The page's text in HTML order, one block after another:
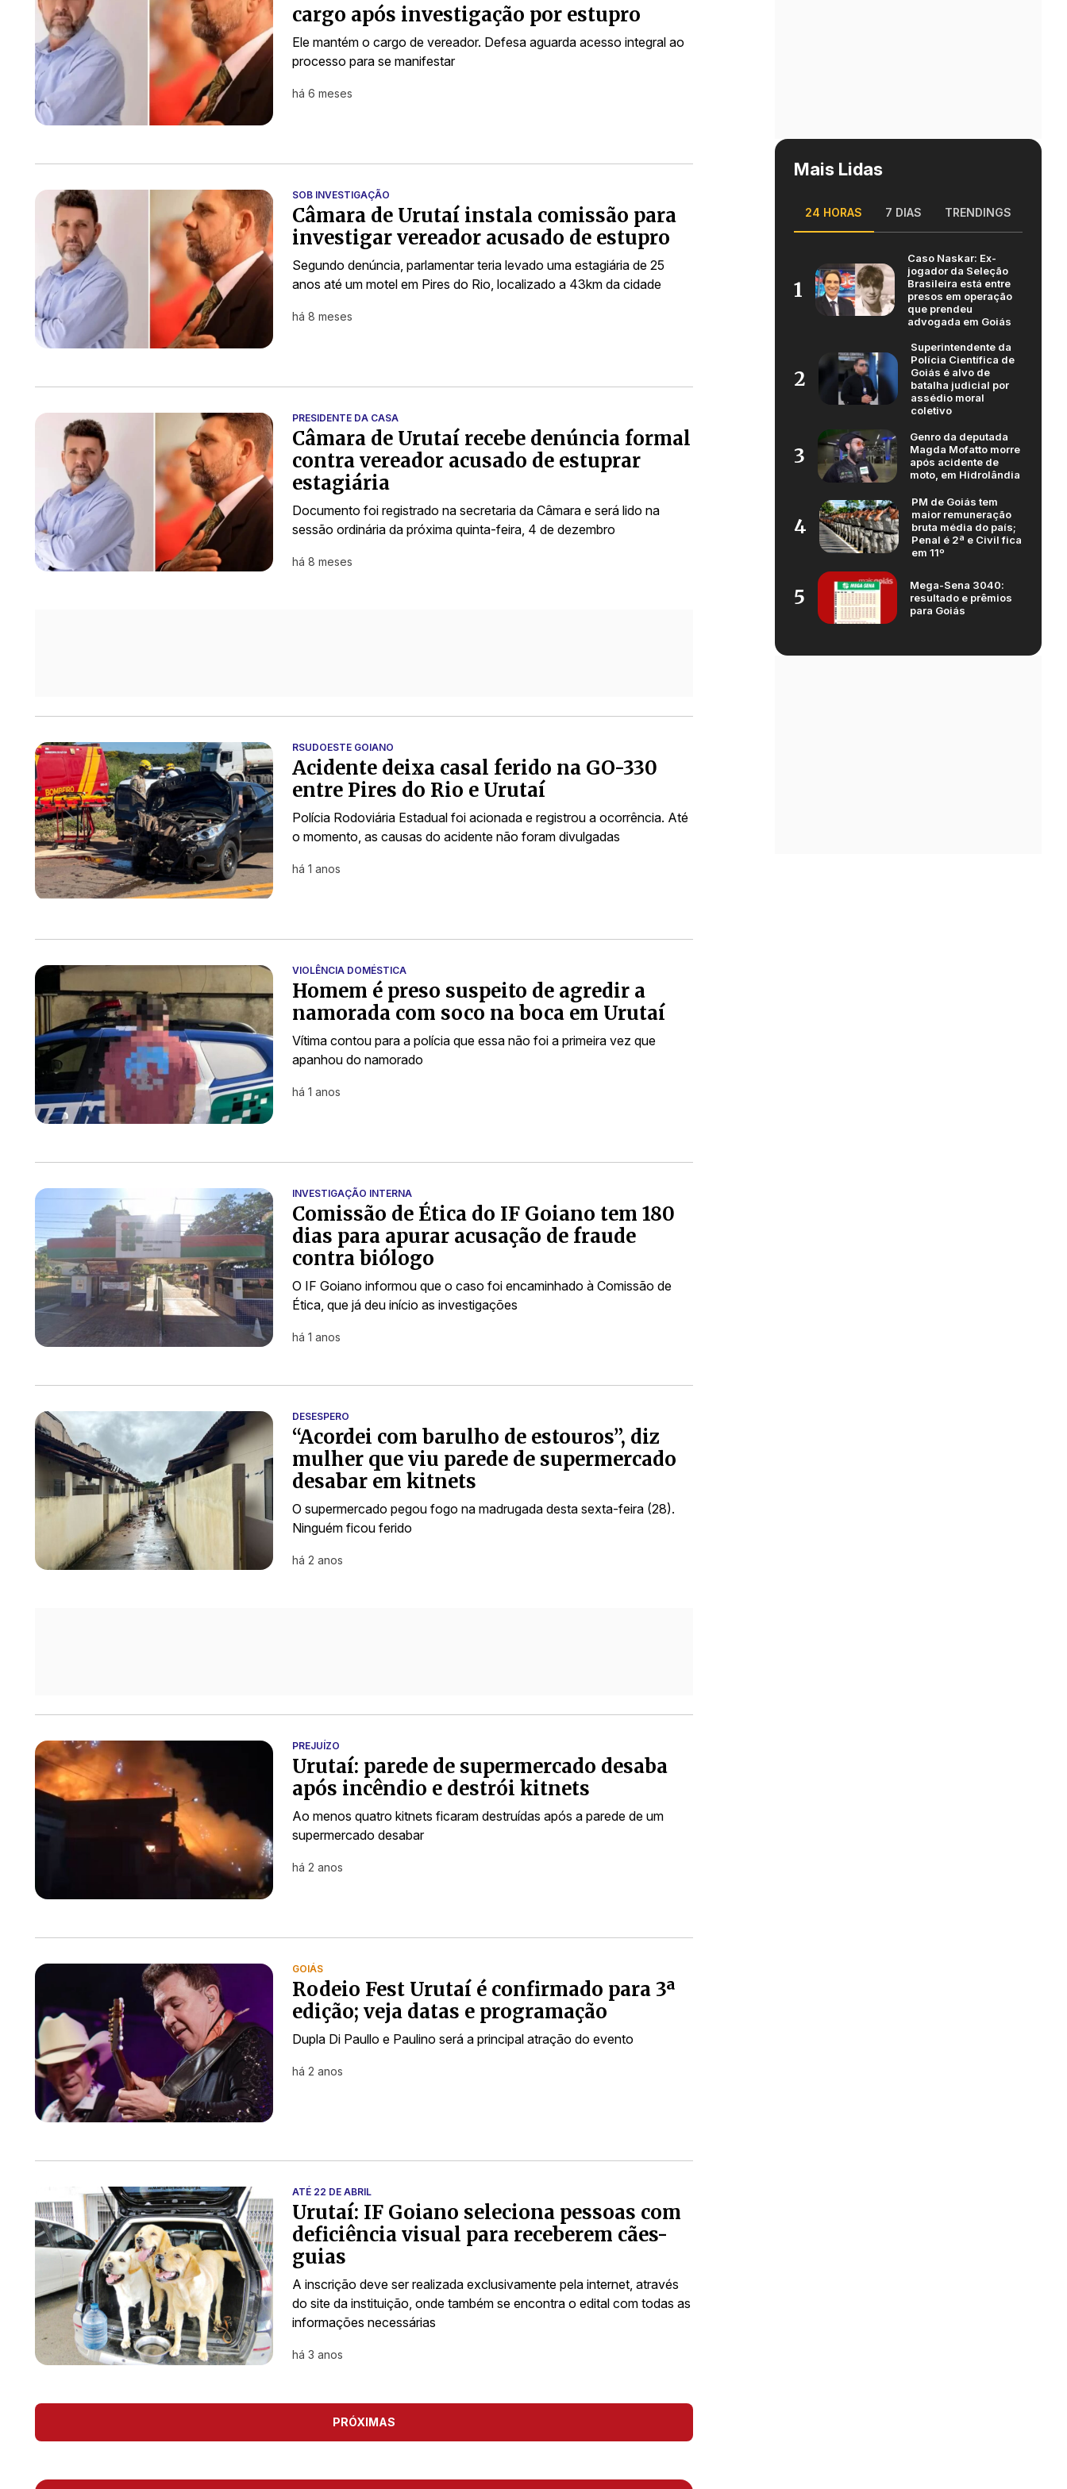
cargo após investigação por estupro
Ele mantém o cargo de vereador. Defesa aguarda acesso integral ao
processo para se manifestar
há 6 meses
SOB INVESTIGAÇÃO
Câmara de Urutaí instala comissão para
investigar vereador acusado de estupro
Segundo denúncia, parlamentar teria levado uma estagiária de 25
anos até um motel em Pires do Rio, localizado a 43km da cidade
há 8 meses
PRESIDENTE DA CASA
Câmara de Urutaí recebe denúncia formal
contra vereador acusado de estuprar
estagiária
Documento foi registrado na secretaria da Câmara e será lido na
sessão ordinária da próxima quinta-feira, 4 de dezembro
há 8 meses
RSUDOESTE GOIANO
Acidente deixa casal ferido na GO-330
entre Pires do Rio e Urutaí
Polícia Rodoviária Estadual foi acionada e registrou a ocorrência. Até
o momento, as causas do acidente não foram divulgadas
há 1 anos
VIOLÊNCIA DOMÉSTICA
Homem é preso suspeito de agredir a
namorada com soco na boca em Urutaí
Vítima contou para a polícia que essa não foi a primeira vez que
apanhou do namorado
há 1 anos
INVESTIGAÇÃO INTERNA
Comissão de Ética do IF Goiano tem 180
dias para apurar acusação de fraude
contra biólogo
O IF Goiano informou que o caso foi encaminhado à Comissão de
Ética, que já deu início as investigações
há 1 anos
DESESPERO
“Acordei com barulho de estouros”, diz
mulher que viu parede de supermercado
desabar em kitnets
O supermercado pegou fogo na madrugada desta sexta-feira (28).
Ninguém ficou ferido
há 2 anos
PREJUÍZO
Urutaí: parede de supermercado desaba
após incêndio e destrói kitnets
Ao menos quatro kitnets ficaram destruídas após a parede de um
supermercado desabar
há 2 anos
GOIÁS
Rodeio Fest Urutaí é confirmado para 3ª
edição; veja datas e programação
Dupla Di Paullo e Paulino será a principal atração do evento
há 2 anos
ATÉ 22 DE ABRIL
Urutaí: IF Goiano seleciona pessoas com
deficiência visual para receberem cães-
guias
A inscrição deve ser realizada exclusivamente pela internet, através
do site da instituição, onde também se encontra o edital com todas as
informações necessárias
há 3 anos
PRÓXIMAS
Mais Lidas
24 HORAS 7 DIAS TRENDINGS
1
Caso Naskar: Ex-
jogador da Seleção
Brasileira está entre
presos em operação
que prendeu
advogada em Goiás
2
Superintendente da
Polícia Científica de
Goiás é alvo de
batalha judicial por
assédio moral
coletivo
3
Genro da deputada
Magda Mofatto morre
após acidente de
moto, em Hidrolândia
4
PM de Goiás tem
maior remuneração
bruta média do país;
Penal é 2ª e Civil fica
em 11º
5
Mega-Sena 3040:
resultado e prêmios
para Goiás